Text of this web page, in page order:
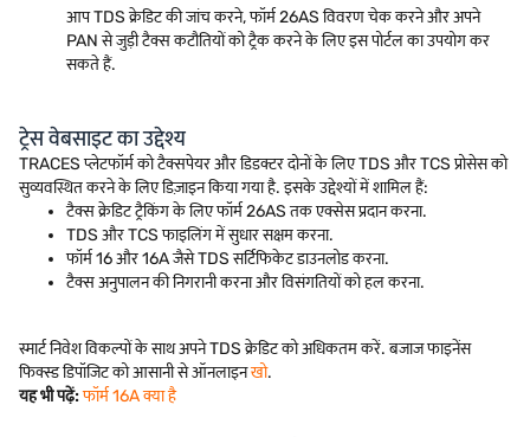
आप TDS क्रेडिट की जांच करने, फॉर्म 26AS विवरण चेक करने और अपने
PAN से जुड़ी टैक्स कटौतियों को ट्रैक करने के लिए इस पोर्टल का उपयोग कर
सकते हैं.
ट्रेस वेबसाइट का उद्देश्य
TRACES प्लेटफॉर्म को टैक्सपेयर और डिडक्टर दोनों के लिए TDS और TCS प्रोसेस को
सुव्यवस्थित करने के लिए डिज़ाइन किया गया है. इसके उद्देश्यों में शामिल हैं:
टैक्स क्रेडिट ट्रैकिंग के लिए फॉर्म 26AS तक एक्सेस प्रदान करना.
TDS और TCS फाइलिंग में सुधार सक्षम करना.
फॉर्म 16 और 16A जैसे TDS सर्टिफिकेट डाउनलोड करना.
टैक्स अनुपालन की निगरानी करना और विसंगतियों को हल करना.
स्मार्ट निवेश विकल्पों के साथ अपने TDS क्रेडिट को अधिकतम करें. बजाज फाइनेंस
फिक्स्ड डिपॉजिट को आसानी से ऑनलाइनखो.
यह भी पढ़ें:फॉर्म 16A क्या है